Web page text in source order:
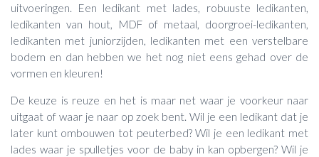
uitvoeringen. Een ledikant met lades, robuuste ledikanten,
ledikanten van hout, MDF of metaal, doorgroei-ledikanten,
ledikanten met juniorzijden, ledikanten met een verstelbare
bodem en dan hebben we het nog niet eens gehad over de
vormen en kleuren!
De keuze is reuze en het is maar net waar je voorkeur naar
uitgaat of waar je naar op zoek bent. Wil je een ledikant dat je
later kunt ombouwen tot peuterbed? Wil je een ledikant met
lades waar je spulletjes voor de baby in kan opbergen? Wil je